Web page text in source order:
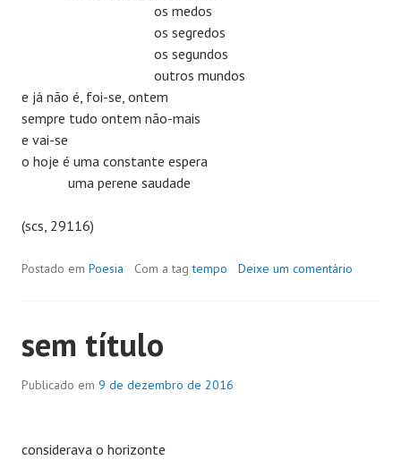
os medos
os segredos
os segundos
outros mundos
e já não é, foi-se, ontem
sempre tudo ontem não-mais
e vai-se
o hoje é uma constante espera
uma perene saudade
(scs, 29116)
Postado em Poesia Com a tagtempo Deixe um comentário
sem título
Publicado em 9 de dezembro de 2016
considerava o horizonte